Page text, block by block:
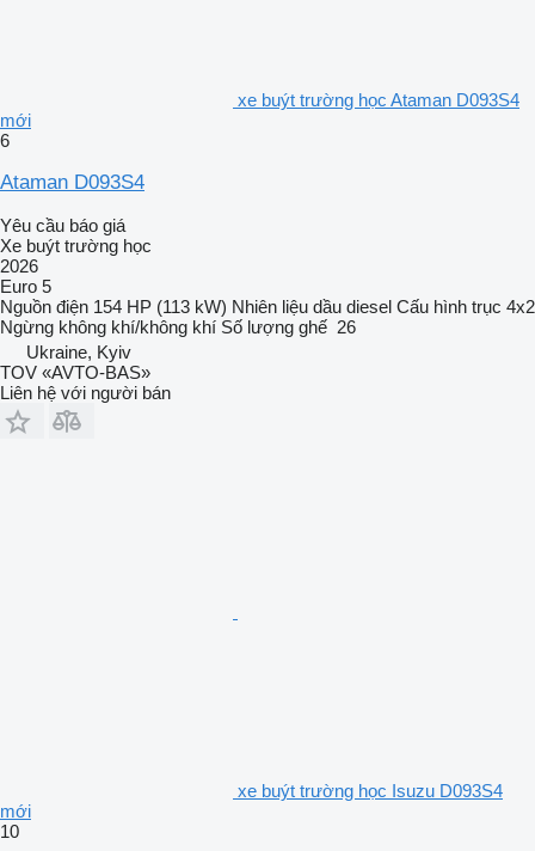
xe buýt trường học Ataman D093S4
mới
6
Ataman D093S4
Yêu cầu báo giá
Xe buýt trường học
2026
Euro 5
Nguồn điện 154 HP (113 kW) Nhiên liệu dầu diesel Cấu hình trục 4x2
Ngừng không khí/không khí Số lượng ghế 26
Ukraine, Kyiv
TOV «AVTO-BAS»
Liên hệ với người bán
xe buýt trường học Isuzu D093S4
mới
10